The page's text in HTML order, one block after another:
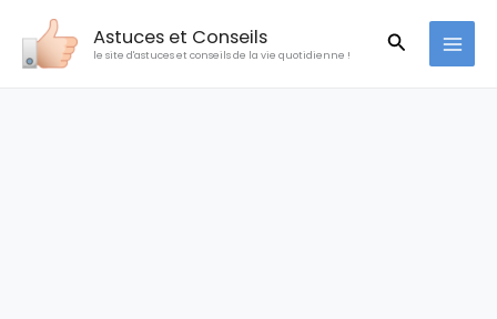
contenu
Astuces et Conseils
le site d'astuces et conseils de la vie quotidienne !